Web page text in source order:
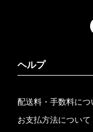
ヘルプ
配送料・手数料につ
お支払方法について